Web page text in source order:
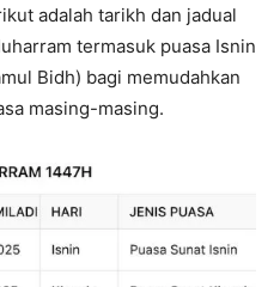
adalah tarikh dan jadual
termasuk puasa Isnin
Bidh) bagi memudahkan
masing-masing.